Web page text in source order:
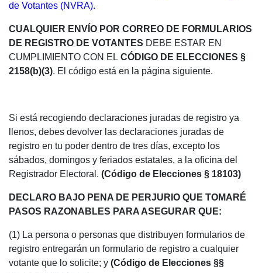
de Votantes (NVRA).
CUALQUIER ENVÍO POR CORREO DE FORMULARIOS
DE REGISTRO DE VOTANTES DEBE ESTAR EN
CUMPLIMIENTO CON EL CÓDIGO DE ELECCIONES §
2158(b)(3). El código está en la página siguiente.
Si está recogiendo declaraciones juradas de registro ya
llenos, debes devolver las declaraciones juradas de
registro en tu poder dentro de tres días, excepto los
sábados, domingos y feriados estatales, a la oficina del
Registrador Electoral. (Código de Elecciones § 18103)
DECLARO BAJO PENA DE PERJURIO QUE TOMARÉ
PASOS RAZONABLES PARA ASEGURAR QUE:
(1) La persona o personas que distribuyen formularios de
registro entregarán un formulario de registro a cualquier
votante que lo solicite; y (Código de Elecciones §§